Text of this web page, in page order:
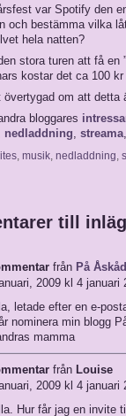
var Spotify den
och bestämma vilka
hela natten?
stora turen att få en ”
kostar det ca 100
övertygad om att detta
bloggares
nedladdning, streama,
, musik, nedladdning,
till
från På
2009 kl 4 januari
letade efter en e-
nominera min blogg
mamma
från Louise
2009 kl 4 januari
Hur får jag en invite